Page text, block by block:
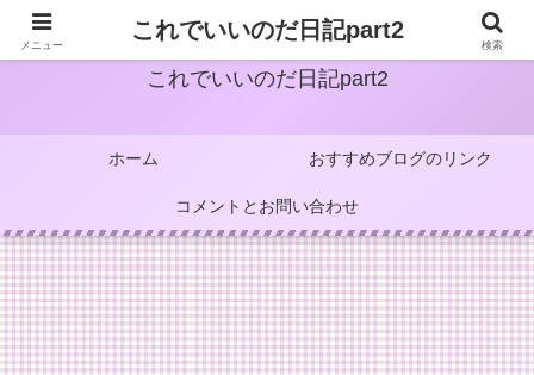
これでいいのだ日記part2
ホーム おすすめブログのリンク
コメントとお問い合わせ
メニュー
これでいいのだ日記part2
検索